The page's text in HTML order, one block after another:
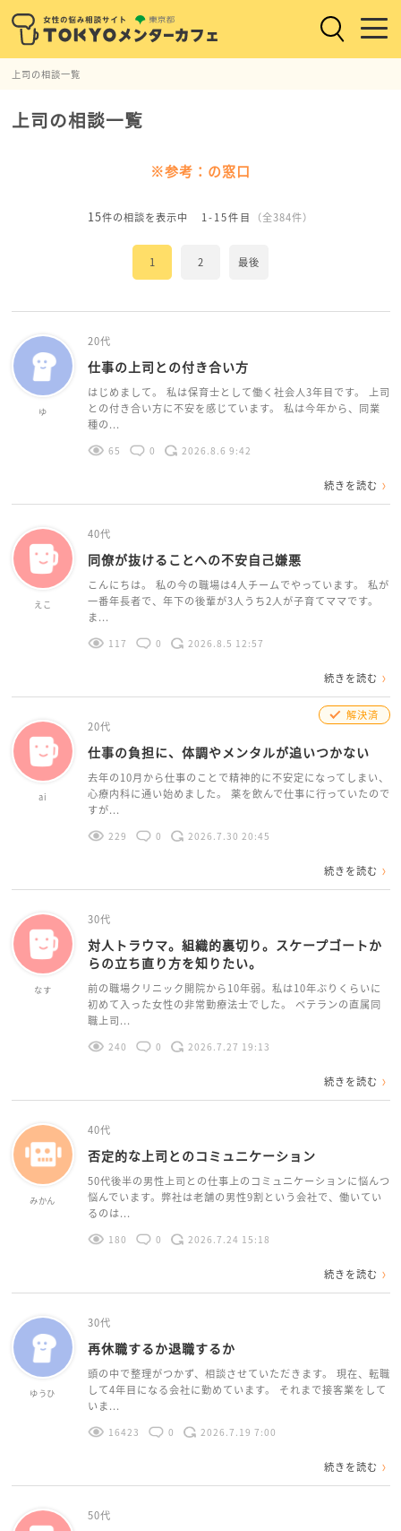
上司の相談一覧
上司の相談一覧
※参考：の窓口
15件の相談を表示中 1-15件目 （全384件）
1 2 最後
ゆ
20代
仕事の上司との付き合い方
はじめまして。 私は保育士として働く社会人3年目です。 上司
との付き合い方に不安を感じています。 私は今年から、同業
種の...
65 0 2026.8.6 9:42
続きを読む
えこ
40代
同僚が抜けることへの不安自己嫌悪
こんにちは。 私の今の職場は4人チームでやっています。 私が
一番年長者で、年下の後輩が3人うち2人が子育てママです。
ま...
117 0 2026.8.5 12:57
続きを読む
ai
解決済
20代
仕事の負担に、体調やメンタルが追いつかない
去年の10月から仕事のことで精神的に不安定になってしまい、
心療内科に通い始めました。 薬を飲んで仕事に行っていたので
すが...
229 0 2026.7.30 20:45
続きを読む
なす
30代
対人トラウマ。組織的裏切り。スケープゴートか
らの立ち直り方を知りたい。
前の職場クリニック開院から10年弱。私は10年ぶりくらいに
初めて入った女性の非常勤療法士でした。 ベテランの直属同
職上司...
240 0 2026.7.27 19:13
続きを読む
みかん
40代
否定的な上司とのコミュニケーション
50代後半の男性上司との仕事上のコミュニケーションに悩んつ
悩んでいます。弊社は老舗の男性9割という会社で、働いてい
るのは...
180 0 2026.7.24 15:18
続きを読む
ゆうひ
30代
再休職するか退職するか
頭の中で整理がつかず、相談させていただきます。 現在、転職
して4年目になる会社に勤めています。 それまで接客業をして
いま...
16423 0 2026.7.19 7:00
続きを読む
50代